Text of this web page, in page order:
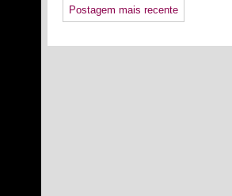
Postagem mais recente